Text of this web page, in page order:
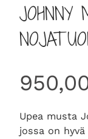
JOHNNY
Upea musta
jossa on